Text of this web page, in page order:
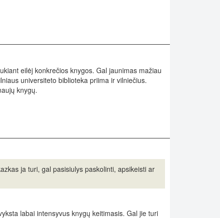
eilėj konkrečios knygos. Gal jaunimas mažiau
universiteto biblioteka priima ir vilniečius.
knygų.
ja turi, gal pasisiulys paskolinti, apsikeisti ar
labai intensyvus knygų keitimasis. Gal jie turi